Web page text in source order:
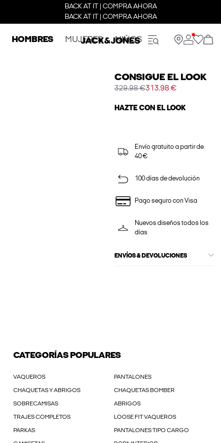
BACK AT IT | COMPRA AHORA
BACK AT IT | COMPRA AHORA
HOMBRES MUJERES NIÑOS
CONSIGUE EL LOOK
329.98 €313.98 €
HAZTE CON EL LOOK
Envío gratuito a partir de
40 €
100 días de devolución
Pago seguro con Visa
Nuevos diseños todos los
días
ENVÍOS & DEVOLUCIONES
CATEGORÍAS POPULARES
VAQUEROS PANTALONES
CHAQUETAS Y ABRIGOS CHAQUETAS BOMBER
SOBRECAMISAS ABRIGOS
TRAJES COMPLETOS LOOSE FIT VAQUEROS
PARKAS PANTALONES TIPO CARGO